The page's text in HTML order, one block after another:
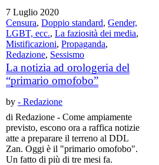
7 Luglio 2020
Censura,Doppio standard,Gender,
LGBT, ecc.,La faziosità dei media,
Mistificazioni,Propaganda,
Redazione, Sessismo
La notizia ad orologeria del
“primario omofobo”
by- Redazione
di Redazione - Come ampiamente
previsto, escono ora a raffica notizie
atte a preparare il terreno al DDL
Zan. Oggi è il "primario omofobo".
Un fatto di più di tre mesi fa.